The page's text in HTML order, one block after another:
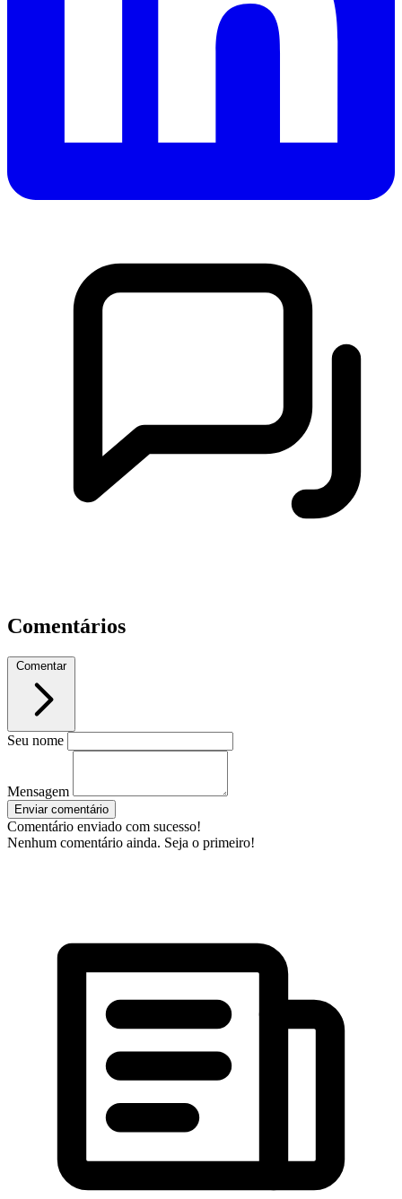
Comentários
Comentar
Seu nome
Mensagem
Enviar comentário
Comentário enviado com sucesso!
Nenhum comentário ainda. Seja o primeiro!